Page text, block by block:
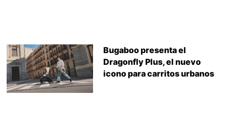
Bugaboo presenta el
Dragonfly Plus, el nuevo
icono para carritos urbanos